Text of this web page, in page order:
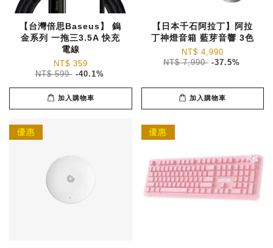
【台灣倍思Baseus】 鎢
金系列 一拖三3.5A 快充
電線
NT$ 359
NT$ 599 -40.1%
加入購物車
【日本千石阿拉丁】阿拉
丁神燈音箱 藍芽音響 3色
NT$ 4,990
NT$ 7,990 -37.5%
加入購物車
優惠 優惠